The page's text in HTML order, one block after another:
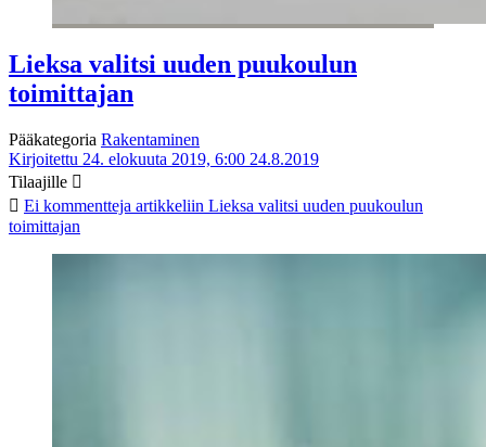
Lieksa valitsi uuden puukoulun
toimittajan
Pääkategoria Rakentaminen
Kirjoitettu 24. elokuuta 2019, 6:00 24.8.2019
Tilaajille
Ei kommentteja artikkeliin Lieksa valitsi uuden puukoulun
toimittajan